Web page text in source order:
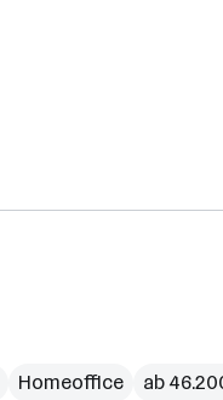
Homeoffice ab